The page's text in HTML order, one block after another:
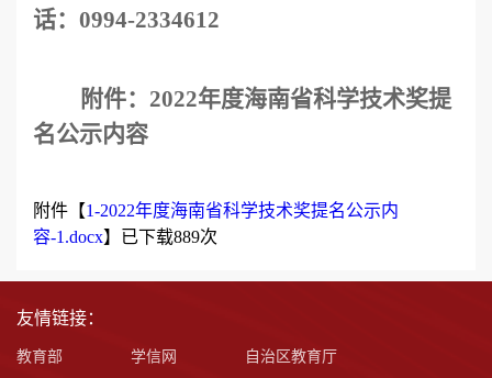
话： 0994-2334612
附件： 2022年度海南省科学技术奖提
名公示内容
附件【1-2022年度海南省科学技术奖提名公示内
容-1.docx】已下载889次
友情链接：
教育部 学信网
自治区教育厅